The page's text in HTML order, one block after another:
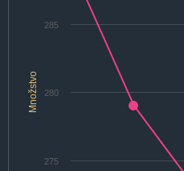
Množstvo
275
280
285